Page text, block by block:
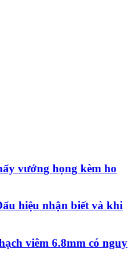
vướng họng kèm ho
hiệu nhận biết và khi
viêm 6.8mm có nguy